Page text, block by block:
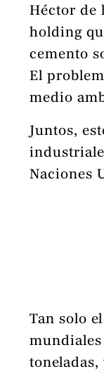
Héctor de
holding
cemento
El
medio
Juntos,
Naciones
Tan solo
mundiales
toneladas,